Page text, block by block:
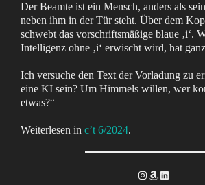
Der Beamte ist ein Mensch, anders als
neben ihm in der Tür steht. Über dem
schwebt das vorschriftsmäßige blaue ‚i‘.
Intelligenz ohne ‚i‘ erwischt wird, hat
Ich versuche den Text der Vorladung zu
eine KI sein? Um Himmels willen, wer
etwas?“
Weiterlesen in c’t 6/2024.
Instagram
Amazon
LinkedIn